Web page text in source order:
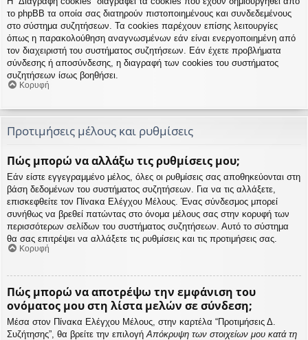
το phpBB τα οποία σας διατηρούν πιστοποιημένους και συνδεδεμένους
στο σύστημα συζητήσεων. Τα cookies παρέχουν επίσης λειτουργίες
όπως η παρακολούθηση αναγνωσμένων εάν είναι ενεργοποιημένη από
τον διαχειριστή του συστήματος συζητήσεων. Εάν έχετε προβλήματα
σύνδεσης ή αποσύνδεσης, η διαγραφή των cookies του συστήματος
συζητήσεων ίσως βοηθήσει.
Κορυφή
Προτιμήσεις μέλους και ρυθμίσεις
Πώς μπορώ να αλλάξω τις ρυθμίσεις μου;
Εάν είστε εγγεγραμμένο μέλος, όλες οι ρυθμίσεις σας αποθηκεύονται στη
βάση δεδομένων του συστήματος συζητήσεων. Για να τις αλλάξετε,
επισκεφθείτε τον Πίνακα Ελέγχου Μέλους. Ένας σύνδεσμος μπορεί
συνήθως να βρεθεί πατώντας στο όνομα μέλους σας στην κορυφή των
περισσότερων σελίδων του συστήματος συζητήσεων. Αυτό το σύστημα
θα σας επιτρέψει να αλλάξετε τις ρυθμίσεις και τις προτιμήσεις σας.
Κορυφή
Πώς μπορώ να αποτρέψω την εμφάνιση του
ονόματος μου στη λίστα μελών σε σύνδεση;
Μέσα στον Πίνακα Ελέγχου Μέλους, στην καρτέλα “Προτιμήσεις Δ.
Συζήτησης”, θα βρείτε την επιλογή Απόκρυψη των στοιχείων μου κατά τη